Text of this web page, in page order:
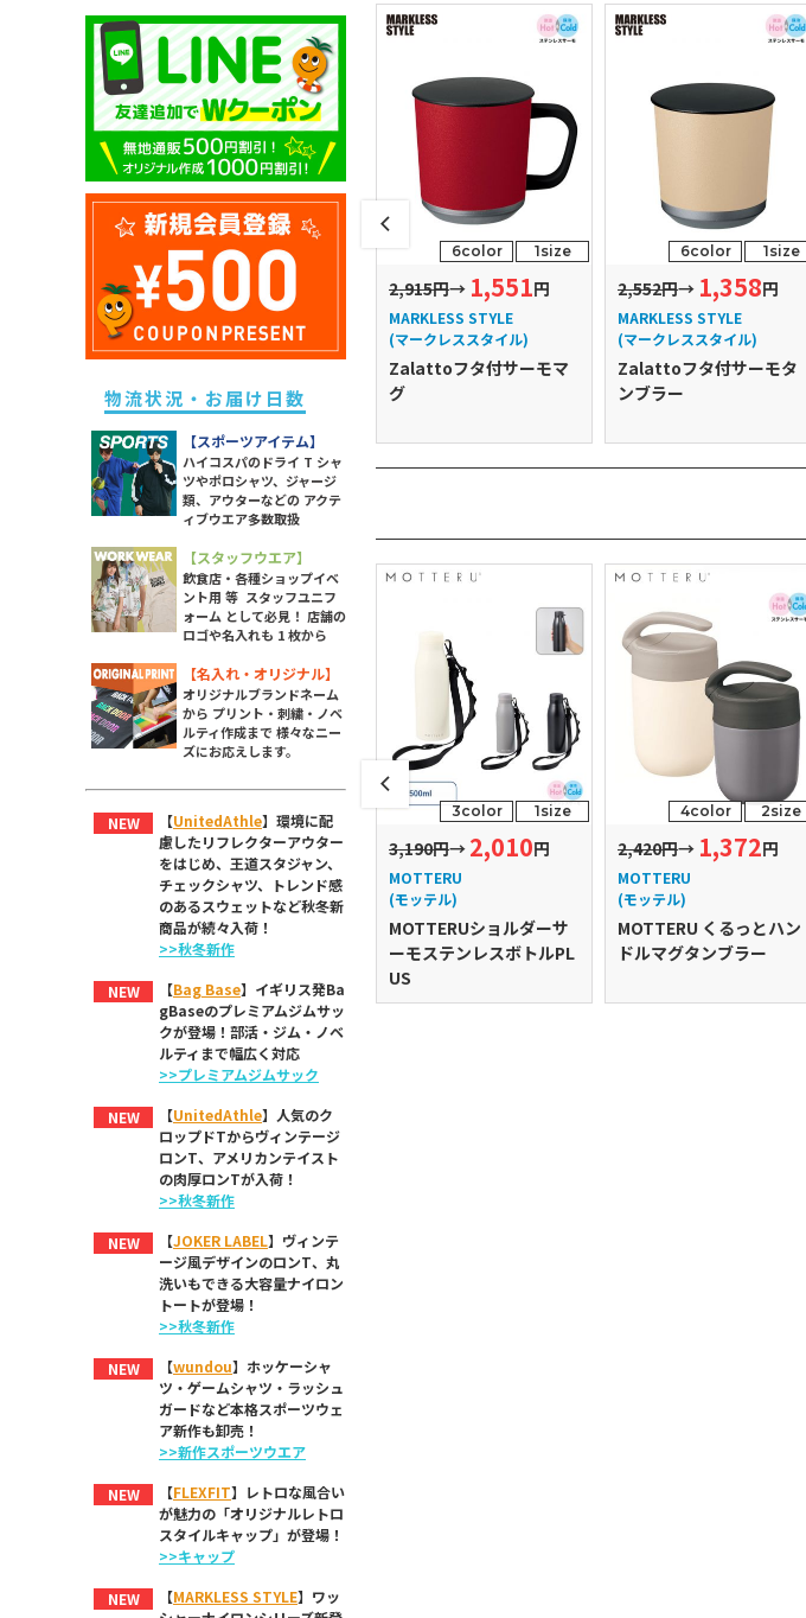
5color
2,475円 → 1,317
MARKLESS STYLE
(マークレススタイル)
タンブラー
6color 1size
2,915円→ 1,551円
MARKLESS STYLE
(マークレススタイル)
Zalattoフタ付サーモマ
グ
6color 1size
2,552円→ 1,358円
MARKLESS STYLE
(マークレススタイル)
Zalattoフタ付サーモタ
ンブラー
770円
MARKLESS STYLE
(マークレススタイル)
カフェタンブラーベーシ
ック
3color 1size
3,190円→ 2,010円
MOTTERU
(モッテル)
MOTTERUショルダーサ
ーモステンレスボトルPL
US
4color 2size
2,420円→ 1,372円
MOTTERU
(モッテル)
MOTTERU くるっとハン
ドルマグタンブラー
除菌・衛生・ヘルスケアグッズ
防災グッズ
ライト
ソックス
ラッピング・ショッパー・ギフ
トバッグ・包材
イベント・観戦グッズ
パーツ・付属品
スポーツグッズ
その他雑貨
メンズ パーカー
メンズ スウェットパンツ
メンズ ボトムス
メンズ 長袖Tシャツ
メンズ スポーツアイテム
メンズ ワークウエア
メンズ アウター
メンズ タンクトップ
メンズ シャツ
キッズ ドライポロシャツ
キッズ トレーナー
キッズ パーカー
キッズ スウェットパンツ
キッズ 長袖Tシャツ
キッズ スポーツアイテム
キッズ アウター
キッズ ボトムス
レディース ポロシャツ
レディース ドライポロシャツ
レディース トレーナー
レディース パーカー
レディース スウェットパンツ
レディース 長袖Tシャツ
レディース スポーツアイテム
レディース ワークウエア
レディース シャツ
レディース アウター
レディース タンク・キャミ
レディース ボトムス
ユニセックス ドライTシャツ
ユニセックス トレーナー
ユニセックス ポロシャツ
ユニセックス パーカー
ユニセックス 長袖Tシャツ
ユニセックス スポーツアイテム
ユニセックス アウター
ユニセックス シャツ
物流状況・お届け日数
【スポーツアイテム】
ハイコスパのドライ T シャ
ツやポロシャツ、ジャージ
類、アウターなどの アクテ
ィブウエア多数取扱
【スタッフウエア】
飲食店・各種ショップイベ
ント用 等 スタッフユニフ
ォーム として必見！ 店舗の
ロゴや名入れも 1 枚から
【名入れ・オリジナル】
オリジナルブランドネーム
から プリント・刺繍・ノベ
ルティ作成まで 様々なニー
ズにお応えします。
NEW 【UnitedAthle】環境に配
慮したリフレクターアウター
をはじめ、王道スタジャン、
チェックシャツ、トレンド感
のあるスウェットなど秋冬新
商品が続々入荷！
>>秋冬新作
NEW 【Bag Base】イギリス発Ba
gBaseのプレミアムジムサッ
クが登場！部活・ジム・ノベ
ルティまで幅広く対応
>>プレミアムジムサック
NEW 【UnitedAthle】人気のク
ロップドTからヴィンテージ
ロンT、アメリカンテイスト
の肉厚ロンTが入荷！
>>秋冬新作
NEW 【JOKER LABEL】ヴィンテ
ージ風デザインのロンT、丸
洗いもできる大容量ナイロン
トートが登場！
>>秋冬新作
NEW 【wundou】ホッケーシャ
ツ・ゲームシャツ・ラッシュ
ガードなど本格スポーツウェ
ア新作も卸売！
>>新作スポーツウエア
NEW 【FLEXFIT】レトロな風合い
が魅力の「オリジナルレトロ
スタイルキャップ」が登場！
>>キャップ
NEW 【MARKLESS STYLE】ワッ